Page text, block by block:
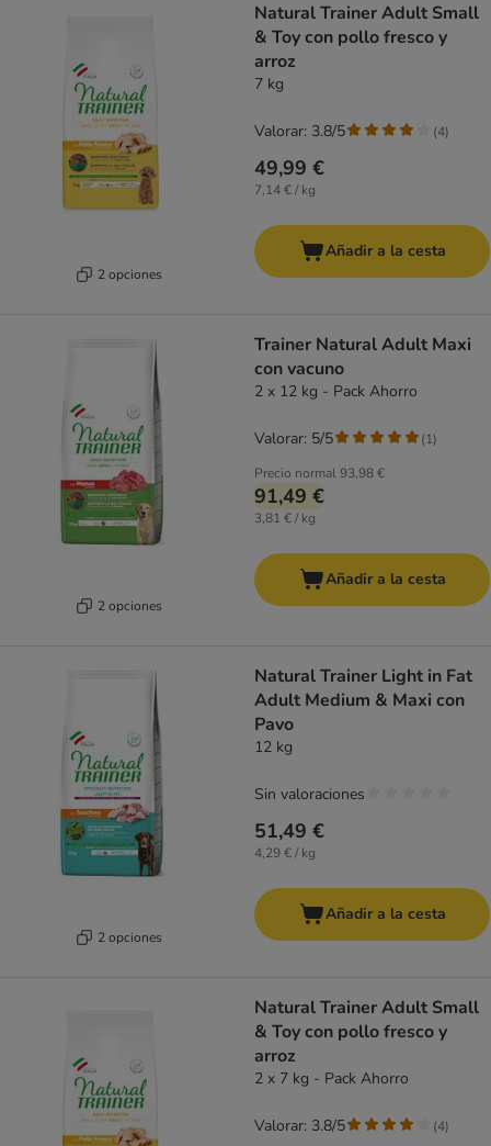
2 opciones
Natural Trainer Adult Small
& Toy con pollo fresco y
arroz
7 kg
49,99 €
7,14 € / kg
Valorar: 3.8/5 (4)
Añadir a la cesta
2 opciones
Trainer Natural Adult Maxi
con vacuno
2 x 12 kg - Pack Ahorro
Precio normal93,98 €
91,49 €
3,81 € / kg
Valorar: 5/5 (1)
Añadir a la cesta
2 opciones
Natural Trainer Light in Fat
Adult Medium & Maxi con
Pavo
12 kg
51,49 €
4,29 € / kg
Sin valoraciones
Añadir a la cesta
Natural Trainer Adult Small
& Toy con pollo fresco y
arroz
2 x 7 kg - Pack Ahorro
Valorar: 3.8/5 (4)